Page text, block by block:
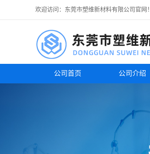
欢迎访问：东莞市塑维新材料有限公司官网！
公司首页 公司介绍